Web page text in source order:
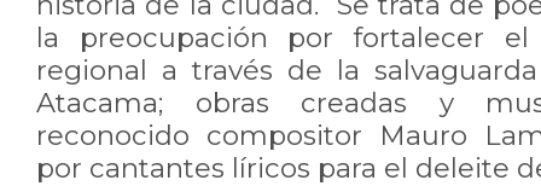
la preocupación por fortalecer
regional a través de la
Atacama; obras creadas y
reconocido compositor Mauro
por cantantes líricos para el deleite